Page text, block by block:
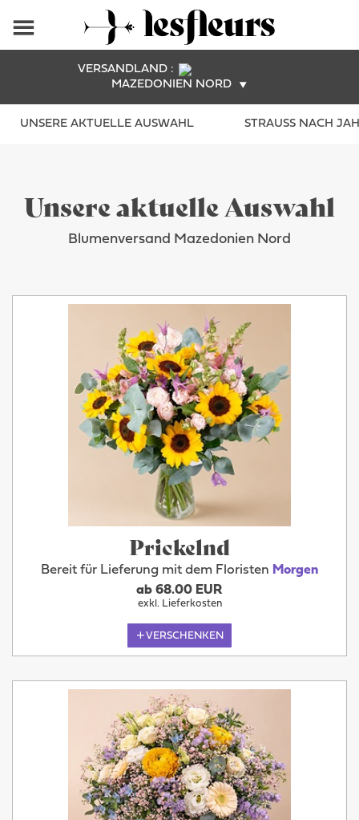
VERSANDLAND :
MAZEDONIEN NORD
UNSERE AKTUELLE AUSWAHL STRAUSS NACH
Unsere aktuelle Auswahl
Blumenversand Mazedonien Nord
Prickelnd
Bereit für Lieferung mit dem Floristen Morgen
ab 68.00 EUR
exkl. Lieferkosten
VERSCHENKEN